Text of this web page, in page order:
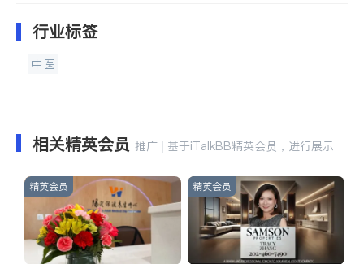
行业标签
中医
相关精英会员 推广 | 基于iTalkBB精英会员，进行展示
精英会员 精英会员